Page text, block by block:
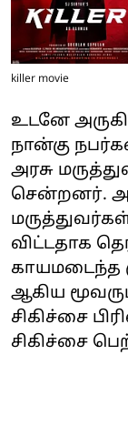
killer movie
உடனே
நான்கு
அரசு
சென்றனர்.
விட்டதாக
காயமடைந்த
ஆகிய
சிகிச்சை
சிகிச்சை